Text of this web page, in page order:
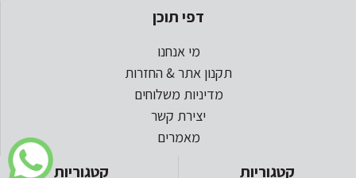
דפי תוכן
מי אנחנו
תקנון אתר & החזרות
מדיניות משלוחים
יצירת קשר
מאמרים
קטגוריות קטגוריות